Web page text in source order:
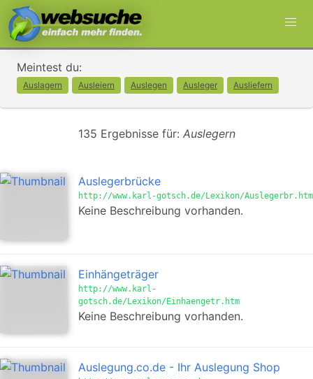
Meintest du:
Auslagern Ausleiern Auslegen Ausleger Ausliefern
135 Ergebnisse für: Auslegern
Auslegerbrücke
http://www.karl-gotsch.de/Lexikon/Auslegerbr.htm
Keine Beschreibung vorhanden.
Einhängeträger
http://www.karl-
gotsch.de/Lexikon/Einhaengetr.htm
Keine Beschreibung vorhanden.
Auslegung.co.de - Ihr Auslegung Shop